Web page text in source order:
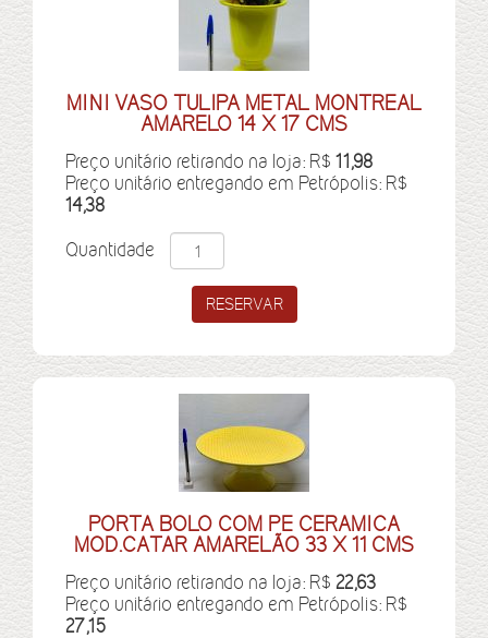
MINI VASO TULIPA METAL MONTREAL
AMARELO 14 X 17 CMS
Preço unitário retirando na loja: R$ 11,98
Preço unitário entregando em Petrópolis: R$
14,38
Quantidade
PORTA BOLO COM PE CERAMICA
MOD.CATAR AMARELÃO 33 X 11 CMS
Preço unitário retirando na loja: R$ 22,63
Preço unitário entregando em Petrópolis: R$
27,15